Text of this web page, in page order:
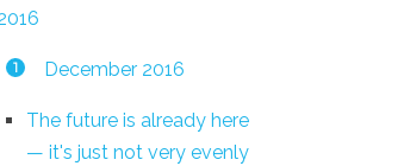
1 December 2016
The future is already here
— it's just not very evenly